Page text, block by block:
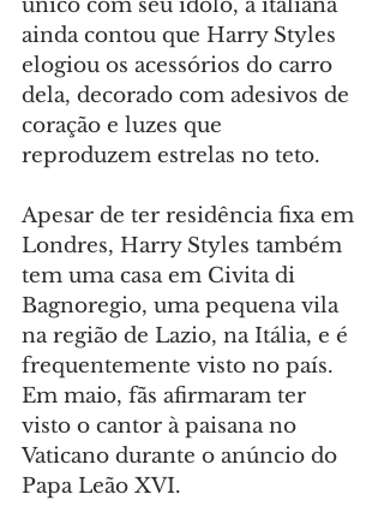
único com seu ídolo, a italiana
ainda contou que Harry Styles
elogiou os acessórios do carro
dela, decorado com adesivos de
coração e luzes que
reproduzem estrelas no teto.
Apesar de ter residência fixa em
Londres, Harry Styles também
tem uma casa em Civita di
Bagnoregio, uma pequena vila
na região de Lazio, na Itália, e é
frequentemente visto no país.
Em maio, fãs afirmaram ter
visto o cantor à paisana no
Vaticano durante o anúncio do
Papa Leão XVI.